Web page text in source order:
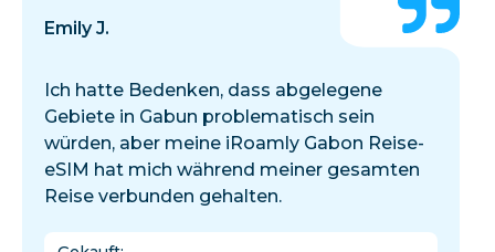
Emily J.
Ich hatte Bedenken, dass abgelegene
Gebiete in Gabun problematisch sein
würden, aber meine iRoamly Gabon Reise-
eSIM hat mich während meiner gesamten
Reise verbunden gehalten.